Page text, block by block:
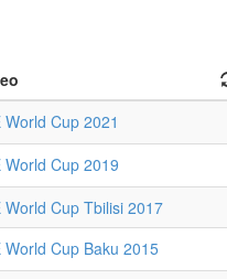
World Cup 2021
World Cup 2019
World Cup Tbilisi 2017
World Cup Baku 2015